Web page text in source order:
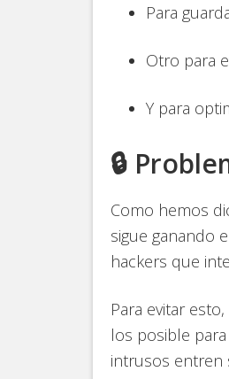
Para
Otro para
Y para
🔒
Como hemos
sigue ganando
hackers que
Para evitar
los posible
intrusos entren